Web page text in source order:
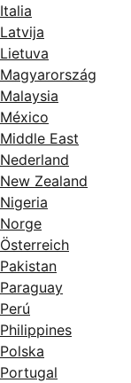
Italia
Latvija
Lietuva
Magyarország
Malaysia
México
Middle East
Nederland
New Zealand
Nigeria
Norge
Österreich
Pakistan
Paraguay
Perú
Philippines
Polska
Portugal